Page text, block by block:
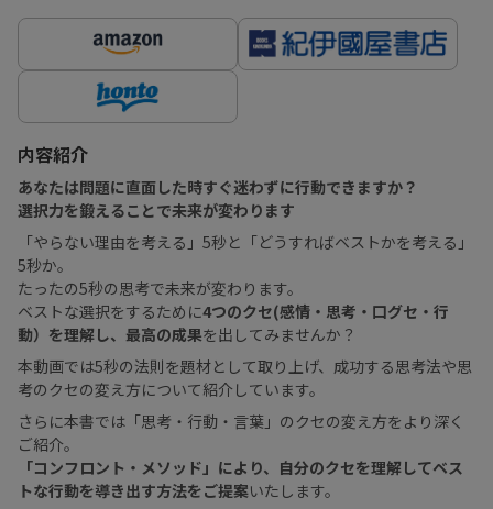
内容紹介
あなたは問題に直面した時すぐ迷わずに行動できますか？
選択力を鍛えることで未来が変わります
「やらない理由を考える」5秒と「どうすればベストかを考える」
5秒か。
たったの5秒の思考で未来が変わります。
ベストな選択をするために4つのクセ(感情・思考・口グセ・行
動）を理解し、最高の成果を出してみませんか？
本動画では5秒の法則を題材として取り上げ、成功する思考法や思
考のクセの変え方について紹介しています。
さらに本書では「思考・行動・言葉」のクセの変え方をより深く
ご紹介。
「コンフロント・メソッド」により、自分のクセを理解してベス
トな行動を導き出す方法をご提案いたします。